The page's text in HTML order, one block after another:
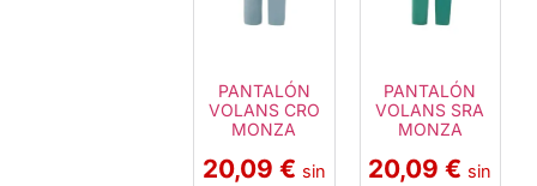
PANTALÓN
VOLANS CRO
MONZA
20,09 € sin
PANTALÓN
VOLANS SRA
MONZA
20,09€ sin